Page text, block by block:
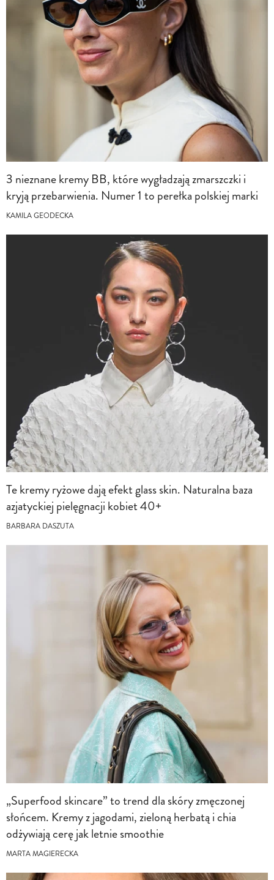
3 nieznane kremy BB, które wygładzają zmarszczki i
kryją przebarwienia. Numer 1 to perełka polskiej marki
KAMILA GEODECKA
Te kremy ryżowe dają efekt glass skin. Naturalna baza
azjatyckiej pielęgnacji kobiet 40+
BARBARA DASZUTA
„Superfood skincare” to trend dla skóry zmęczonej
słońcem. Kremy z jagodami, zieloną herbatą i chia
odżywiają cerę jak letnie smoothie
MARTA MAGIERECKA